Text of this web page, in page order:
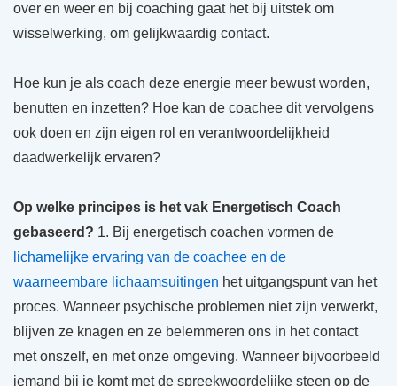
over en weer en bij coaching gaat het bij uitstek om
wisselwerking, om gelijkwaardig contact.
Hoe kun je als coach deze energie meer bewust worden,
benutten en inzetten? Hoe kan de coachee dit vervolgens
ook doen en zijn eigen rol en verantwoordelijkheid
daadwerkelijk ervaren?
Op welke principes is het vak Energetisch Coach
gebaseerd? 1. Bij energetisch coachen vormen de
lichamelijke ervaring van de coachee en de
waarneembare lichaamsuitingen het uitgangspunt van het
proces. Wanneer psychische problemen niet zijn verwerkt,
blijven ze knagen en ze belemmeren ons in het contact
met onszelf, en met onze omgeving. Wanneer bijvoorbeeld
iemand bij je komt met de spreekwoordelijke steen op de